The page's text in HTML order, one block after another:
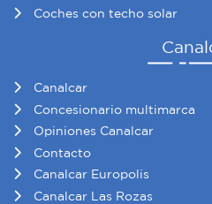
Coches con techo solar
Canalcar
Concesionario multimarca
Opiniones Canalcar
Contacto
Canalcar Europolis
Canalcar Las Rozas